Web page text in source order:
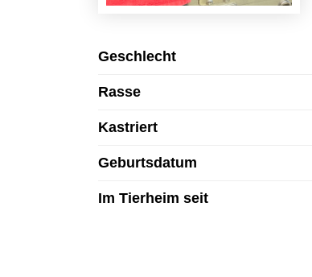
Geschlecht
Rasse
Kastriert
Geburtsdatum
Im Tierheim seit